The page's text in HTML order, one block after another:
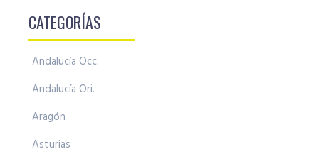
CATEGORÍAS
Andalucía Occ.
Andalucía Ori.
Aragón
Asturias